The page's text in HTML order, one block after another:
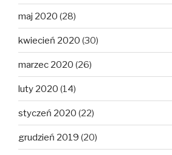
maj 2020 (28)
kwiecień 2020 (30)
marzec 2020 (26)
luty 2020 (14)
styczeń 2020 (22)
grudzień 2019 (20)